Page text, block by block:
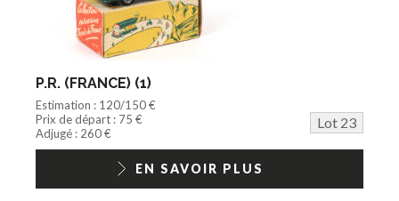
P.R. (FRANCE) (1)
Estimation : 120/150 €
Prix de départ : 75 €
Lot 23
Adjugé : 260 €
EN SAVOIR PLUS